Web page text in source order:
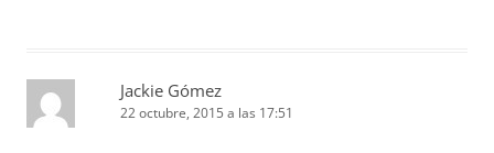
Jackie Gómez
22 octubre, 2015 a las 17:51